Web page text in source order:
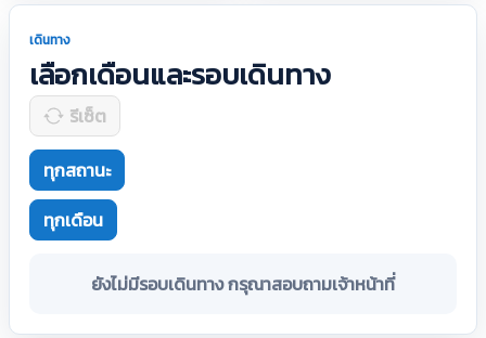
เดินทาง
เลือกเดือนและรอบเดินทาง
รีเซ็ต
ทุกสถานะ
ทุกเดือน
ยังไม่มีรอบเดินทาง กรุณาสอบถามเจ้าหน้าที่